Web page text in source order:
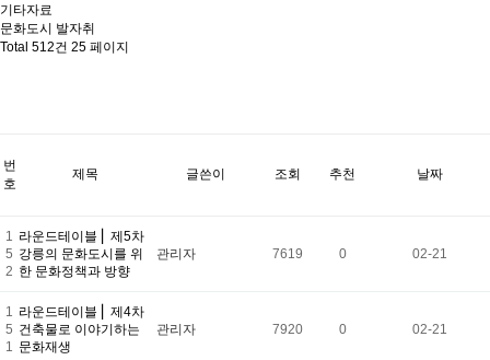
기타자료
문화도시 발자취
Total 512건 25 페이지
번
호
제목 글쓴이 조회 추천 날짜
1
5
2
라운드테이블 ⎢ 제5차
강릉의 문화도시를 위
한 문화정책과 방향
관리자 7619 0 02-21
1
5
1
라운드테이블 ⎜ 제4차
건축물로 이야기하는
문화재생
관리자 7920 0 02-21